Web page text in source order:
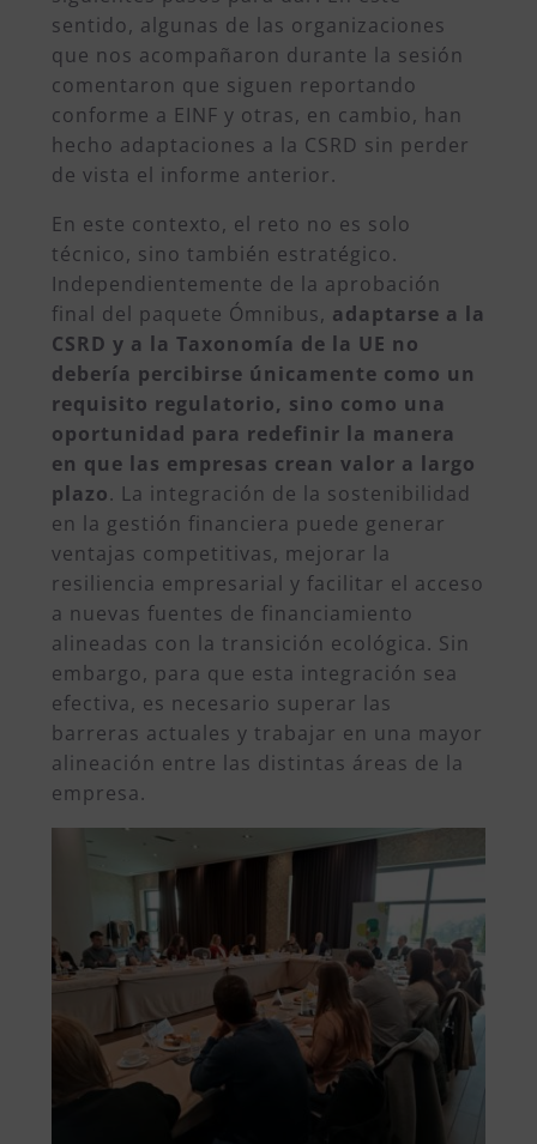
sentido, algunas de las organizaciones
que nos acompañaron durante la sesión
comentaron que siguen reportando
conforme a EINF y otras, en cambio, han
hecho adaptaciones a la CSRD sin perder
de vista el informe anterior.
En este contexto, el reto no es solo
técnico, sino también estratégico.
Independientemente de la aprobación
final del paquete Ómnibus, adaptarse a la
CSRD y a la Taxonomía de la UE no
debería percibirse únicamente como un
requisito regulatorio, sino como una
oportunidad para redefinir la manera
en que las empresas crean valor a largo
plazo. La integración de la sostenibilidad
en la gestión financiera puede generar
ventajas competitivas, mejorar la
resiliencia empresarial y facilitar el acceso
a nuevas fuentes de financiamiento
alineadas con la transición ecológica. Sin
embargo, para que esta integración sea
efectiva, es necesario superar las
barreras actuales y trabajar en una mayor
alineación entre las distintas áreas de la
empresa.